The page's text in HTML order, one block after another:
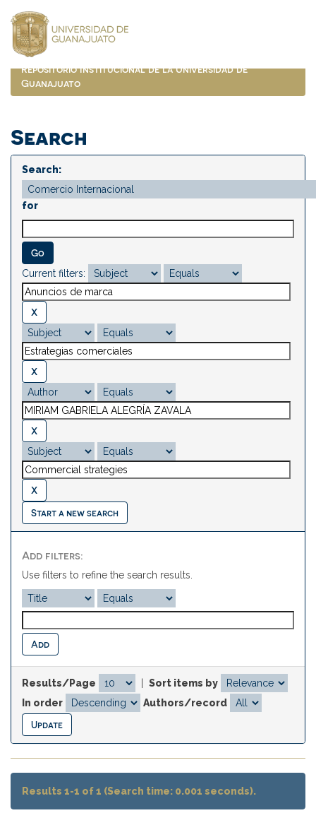
navigation
Repositorio Institucional de la Universidad de
Guanajuato
Search
Search:
for
Current filters:
Start a new search
Add filters:
Use filters to refine the search results.
Results/Page
Sort items by
In order
Authors/record
Results 1-1 of 1 (Search time: 0.001 seconds).